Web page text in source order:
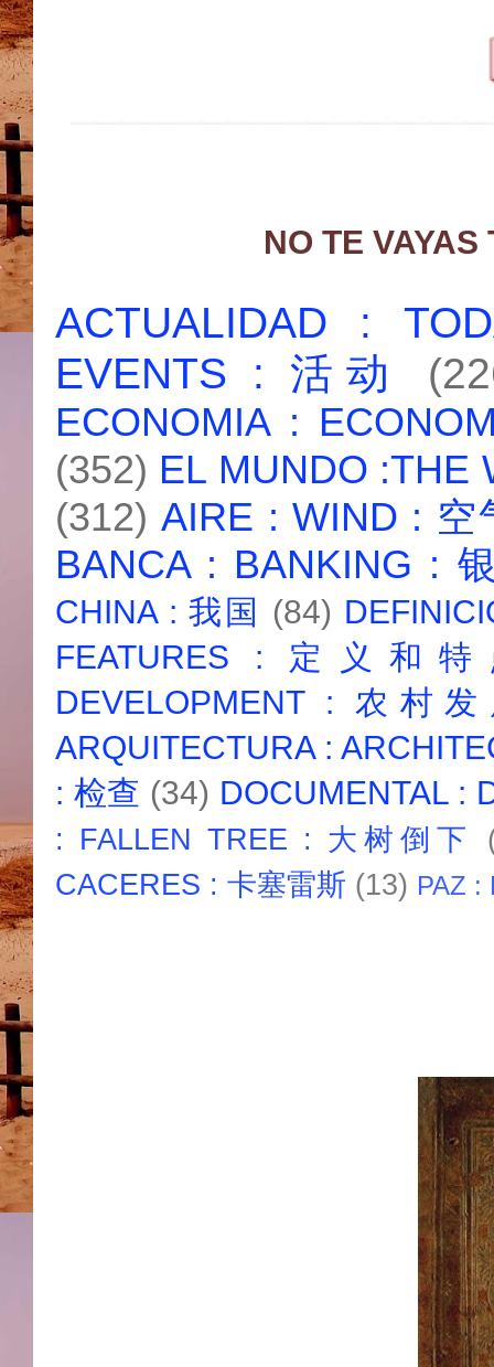
NO TE
ACTUALIDAD :
EVENTS : 活动
ECONOMIA :
(352) EL MUNDO :THE
(312) AIRE : WIND : 空
BANCA : BANKING :
CHINA : 我国 (84)
FEATURES : 定义和
DEVELOPMENT : 农村
ARQUITECTURA :
: 检查 (34) DOCUMENTAL :
: FALLEN TREE : 大树倒下
CACERES : 卡塞雷斯 (13) PAZ :